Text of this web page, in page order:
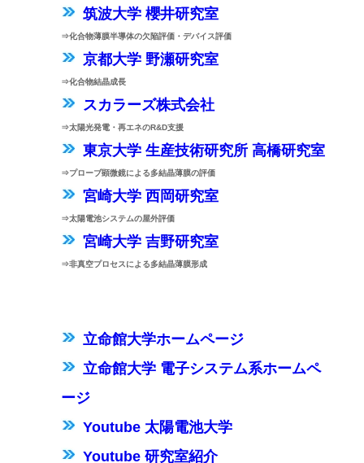
筑波大学 櫻井研究室
⇒化合物薄膜半導体の欠陥評価・デバイス評価
京都大学 野瀬研究室
⇒化合物結晶成長
スカラーズ株式会社
⇒太陽光発電・再エネのR&D支援
東京大学 生産技術研究所 高橋研究室
⇒プローブ顕微鏡による多結晶薄膜の評価
宮崎大学 西岡研究室
⇒太陽電池システムの屋外評価
宮崎大学 吉野研究室
⇒非真空プロセスによる多結晶薄膜形成
立命館大学ホームページ
立命館大学 電子システム系ホームペ
ージ
Youtube 太陽電池大学
Youtube 研究室紹介